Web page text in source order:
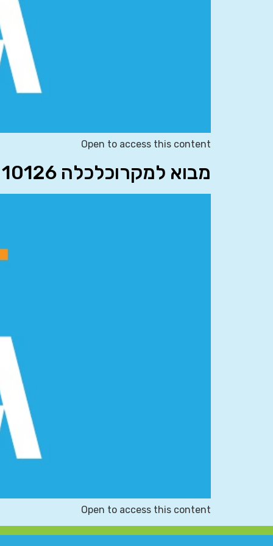
Open to access this content
מבוא למקרוכלכלה 10126
Open to access this content